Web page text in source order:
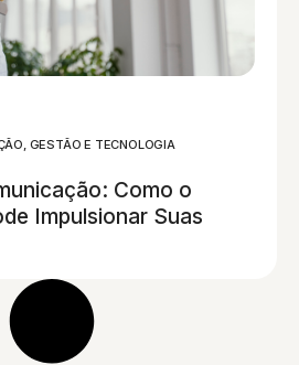
GESTÃO E TECNOLOGIA
Como o
Impulsionar Suas